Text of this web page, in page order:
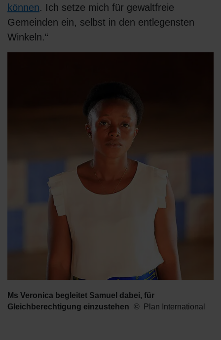
können. Ich setze mich für gewaltfreie
Gemeinden ein, selbst in den entlegensten
Winkeln.“
Ms Veronica begleitet Samuel dabei, für
Gleichberechtigung einzustehen
Plan International